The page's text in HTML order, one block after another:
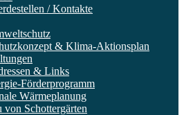
/ Kontakte
& Klima-Aktionsplan
& Links
Förderprogramm
Wärmeplanung
von Schottergärten